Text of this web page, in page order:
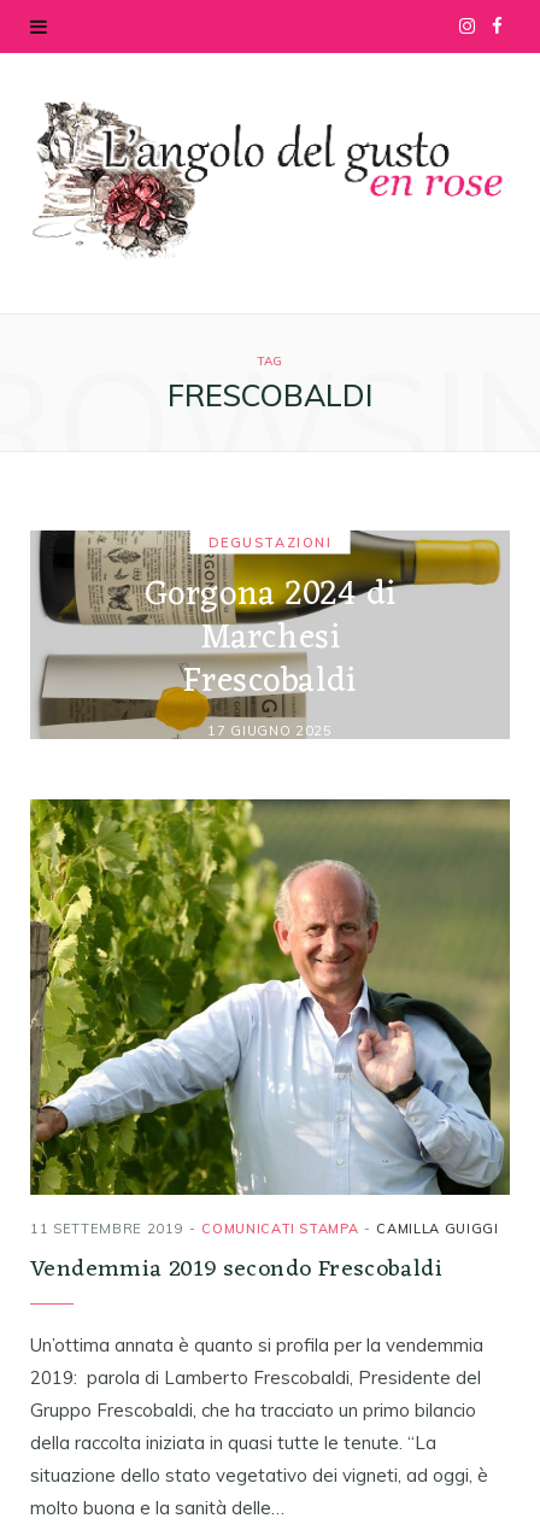
I
t e
TAG
FRESCOBALDI
DEGUSTAZIONI
Gorgona 2024 di
Marchesi
Frescobaldi
17 GIUGNO 2025
11 SETTEMBRE 2019 COMUNICATI STAMPA CAMILLA GUIGGI
Vendemmia 2019 secondo Frescobaldi
Un’ottima annata è quanto si profila per la vendemmia
2019: parola di Lamberto Frescobaldi, Presidente del
Gruppo Frescobaldi, che ha tracciato un primo bilancio
della raccolta iniziata in quasi tutte le tenute. “La
situazione dello stato vegetativo dei vigneti, ad oggi, è
molto buona e la sanità delle…